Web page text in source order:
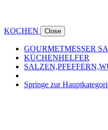
KOCHEN Close
GOURMETMESSER
KÜCHENHELFER
Springe zur